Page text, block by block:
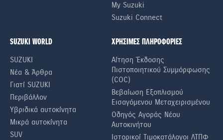
My Suzuki
Suzuki Connect
SUZUKI WORLD
SUZUKI
Νέα & Άρθρα
Γιατί SUZUKI
Περιβάλλον
Υβριδικά αυτοκίνητα
Μικρά αυτοκίνητα
SUV
ΧΡΗΣΙΜΕΣ ΠΛΗΡΟΦΟΡΙΕΣ
Αίτηση Έκδοσης
Πιστοποιητικού Συμμόρφωσης
(COC)
Βεβαίωση Εξοπλισμού
Εισαγόμενου Μεταχειρισμένου
Οδηγός Αγοράς Νέου
Αυτοκινήτου
Ιστορικοί Τιμοκατάλογοι ΛΤΠΦ